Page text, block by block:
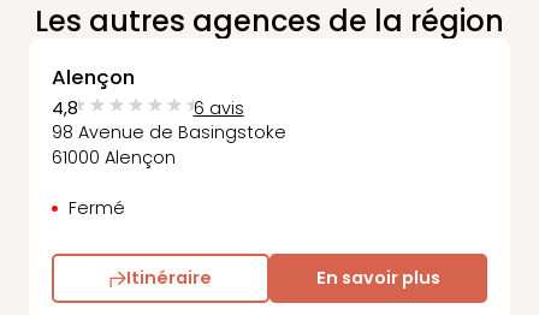
Les autres agences de la région
Alençon
4,8
6 avis
98 Avenue de Basingstoke
61000 Alençon
Fermé
Itinéraire En savoir plus